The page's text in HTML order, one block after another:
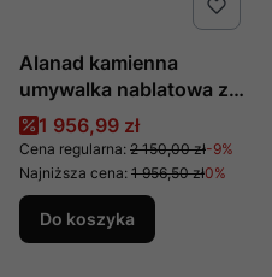
Alanad kamienna
umywalka nablatowa z
czarnego granitu APO
KUN-006CZ
Cena promocyjna
1 956,99 zł
Cena regularna: 2 150,00 zł-9%
Najniższa cena: 1 956,50 zł0%
Do koszyka